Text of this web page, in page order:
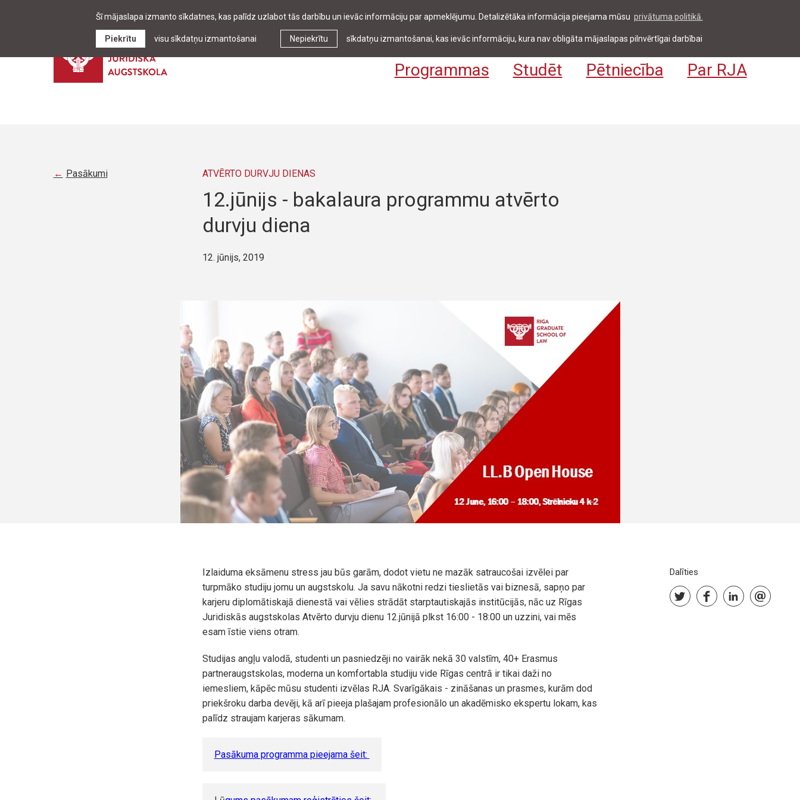
Šī mājaslapa izmanto sīkdatnes, kas palīdz uzlabot tās darbību un ievāc informāciju par apmeklējumu. Detalizētāka informācija pieejama mūsu privātuma politikā.
Nepiekrītu sīkdatņu izmantošanai, kas ievāc informāciju, kura nav obligāta mājaslapas pilnvērtīgai darbībai
Piekrītu visu sīkdatņu izmantošanai Ziņas & pasākumi Bibliotēka Kontakti Studentiem & darbiniekiem Pieteikties
Programmas Studēt Pētniecība Par RJA
Pasākumi ATVĒRTO DURVJU DIENAS
12.jūnijs - bakalaura programmu atvērto
durvju diena
12. jūnijs, 2019
Izlaiduma eksāmenu stress jau būs garām, dodot vietu ne mazāk satraucošai izvēlei par
turpmāko studiju jomu un augstskolu. Ja savu nākotni redzi tieslietās vai biznesā, sapņo par
karjeru diplomātiskajā dienestā vai vēlies strādāt starptautiskajās institūcijās, nāc uz Rīgas
Juridiskās augstskolas Atvērto durvju dienu 12.jūnijā plkst 16:00 - 18:00 un uzzini, vai mēs
esam īstie viens otram.
Studijas angļu valodā, studenti un pasniedzēji no vairāk nekā 30 valstīm, 40+ Erasmus
partneraugstskolas, moderna un komfortabla studiju vide Rīgas centrā ir tikai daži no
iemesliem, kāpēc mūsu studenti izvēlas RJA. Svarīgākais - zināšanas un prasmes, kurām dod
priekšroku darba devēji, kā arī pieeja plašajam profesionālo un akadēmisko ekspertu lokam, kas
palīdz straujam karjeras sākumam.
Pasākuma programma pieejama šeit:
Dalīties